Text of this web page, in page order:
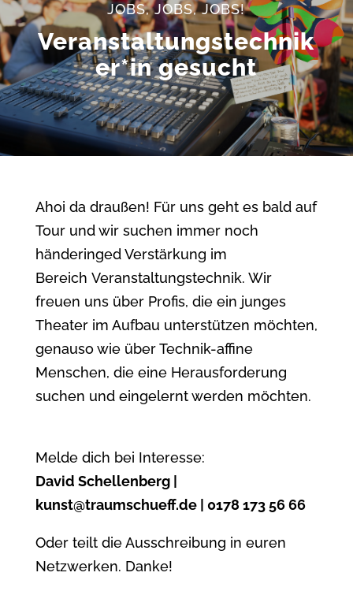
JOBS, JOBS, JOBS!
Veranstaltungstechnik
er*in gesucht
Ahoi da draußen! Für uns geht es bald auf
Tour und wir suchen immer noch
händeringed Verstärkung im
Bereich Veranstaltungstechnik. Wir
freuen uns über Profis, die ein junges
Theater im Aufbau unterstützen möchten,
genauso wie über Technik-affine
Menschen, die eine Herausforderung
suchen und eingelernt werden möchten.
Melde dich bei Interesse:
David Schellenberg |
kunst@traumschueff.de | 0178 173 56 66
Oder teilt die Ausschreibung in euren
Netzwerken. Danke!